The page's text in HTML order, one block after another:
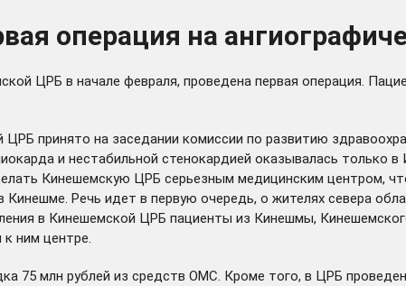
операция на
ЦРБ в начале февраля, проведена первая операция.
ЦРБ принято на заседании комиссии по развитию
и нестабильной стенокардией оказывалась только
Кинешемскую ЦРБ серьезным медицинским центром,
Речь идет в первую очередь, о жителях севера
в Кинешемской ЦРБ пациенты из Кинешмы,
ним центре.
75 млн рублей из средств ОМС. Кроме того, в ЦРБ